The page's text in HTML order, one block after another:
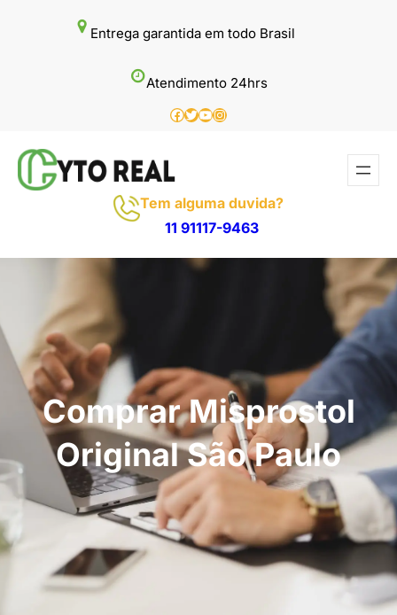
Entrega garantida em todo Brasil
Atendimento 24hrs
Facebook
Twitter
Youtube
Instagram
Tem alguma duvida?
11 91117-9463
Comprar Misprostol
Original São Paulo